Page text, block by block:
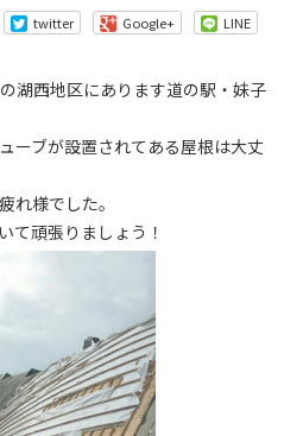
twitter Google+ LINE
湖西地区にあります道の駅・妹子
ーブが設置されてある屋根は大丈
れ様でした。
て頑張りましょう！